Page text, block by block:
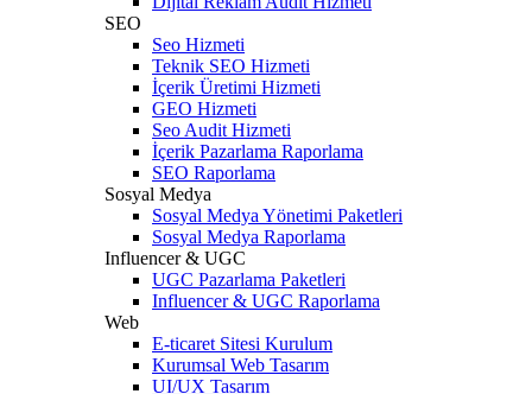
SEO
Seo Hizmeti
Teknik SEO Hizmeti
İçerik Üretimi Hizmeti
GEO Hizmeti
Seo Audit Hizmeti
İçerik Pazarlama Raporlama
SEO Raporlama
Sosyal Medya
Sosyal Medya Yönetimi Paketleri
Sosyal Medya Raporlama
Influencer & UGC
UGC Pazarlama Paketleri
Influencer & UGC Raporlama
Web
E-ticaret Sitesi Kurulum
Kurumsal Web Tasarım
UI/UX Tasarım